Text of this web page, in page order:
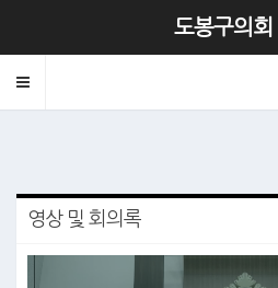
도봉구의회
Toggle
제341회 본회의 제1차
영상 및 회의록